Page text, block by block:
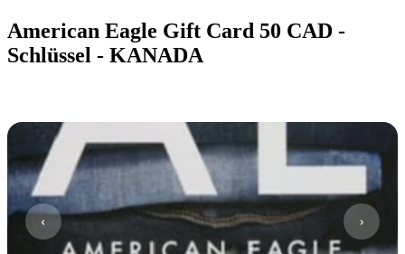
American Eagle Gift Card 50 CAD -
Schlüssel - KANADA